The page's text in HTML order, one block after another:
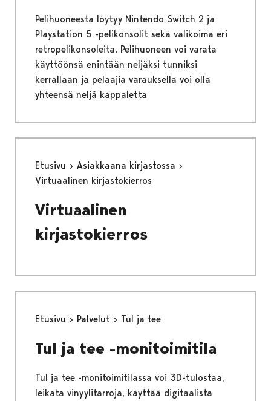
Pelihuoneesta löytyy Nintendo Switch 2 ja
Playstation 5 -pelikonsolit sekä valikoima eri
retropelikonsoleita. Pelihuoneen voi varata
käyttöönsä enintään neljäksi tunniksi
kerrallaan ja pelaajia varauksella voi olla
yhteensä neljä kappaletta
Etusivu
Asiakkaana kirjastossa
Virtuaalinen kirjastokierros
Virtuaalinen
kirjastokierros
Etusivu Palvelut Tul ja tee
Tul ja tee -monitoimitila
Tul ja tee -monitoimitilassa voi 3D-tulostaa,
leikata vinyylitarroja, käyttää digitaalista